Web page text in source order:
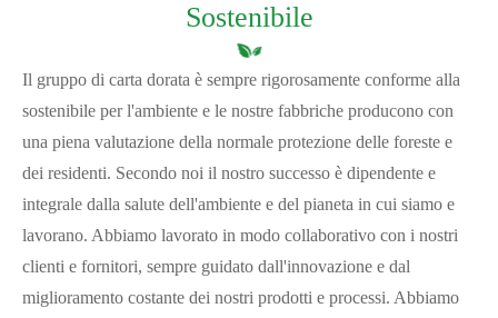
Sostenibile
Il gruppo di carta dorata è sempre rigorosamente conforme alla
sostenibile per l'ambiente e le nostre fabbriche producono con
una piena valutazione della normale protezione delle foreste e
dei residenti. Secondo noi il nostro successo è dipendente e
integrale dalla salute dell'ambiente e del pianeta in cui siamo e
lavorano. Abbiamo lavorato in modo collaborativo con i nostri
clienti e fornitori, sempre guidato dall'innovazione e dal
miglioramento costante dei nostri prodotti e processi. Abbiamo